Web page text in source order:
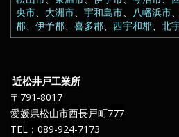
央市、 大洲市、 宇和島市、 八幡浜市、
郡、 伊予郡、 喜多郡、 西宇和郡、 北
近松井戸工業所
〒791-8017
愛媛県松山市西長戸町777
TEL：089-924-7173